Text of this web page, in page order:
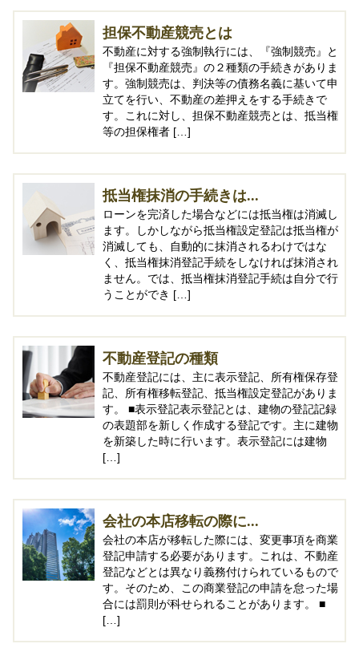
担保不動産競売とは
不動産に対する強制執行には、『強制競売』と
『担保不動産競売』の２種類の手続きがありま
す。強制競売は、判決等の債務名義に基いて申
立てを行い、不動産の差押えをする手続きで
す。これに対し、担保不動産競売とは、抵当権
等の担保権者 […]
抵当権抹消の手続きは...
ローンを完済した場合などには抵当権は消滅し
ます。しかしながら抵当権設定登記は抵当権が
消滅しても、自動的に抹消されるわけではな
く、抵当権抹消登記手続をしなければ抹消され
ません。では、抵当権抹消登記手続は自分で行
うことができ […]
不動産登記の種類
不動産登記には、主に表示登記、所有権保存登
記、所有権移転登記、抵当権設定登記がありま
す。 ■表示登記表示登記とは、建物の登記記録
の表題部を新しく作成する登記です。主に建物
を新築した時に行います。表示登記には建物
[…]
会社の本店移転の際に...
会社の本店が移転した際には、変更事項を商業
登記申請する必要があります。これは、不動産
登記などとは異なり義務付けられているもので
す。そのため、この商業登記の申請を怠った場
合には罰則が科せられることがあります。 ■
[…]